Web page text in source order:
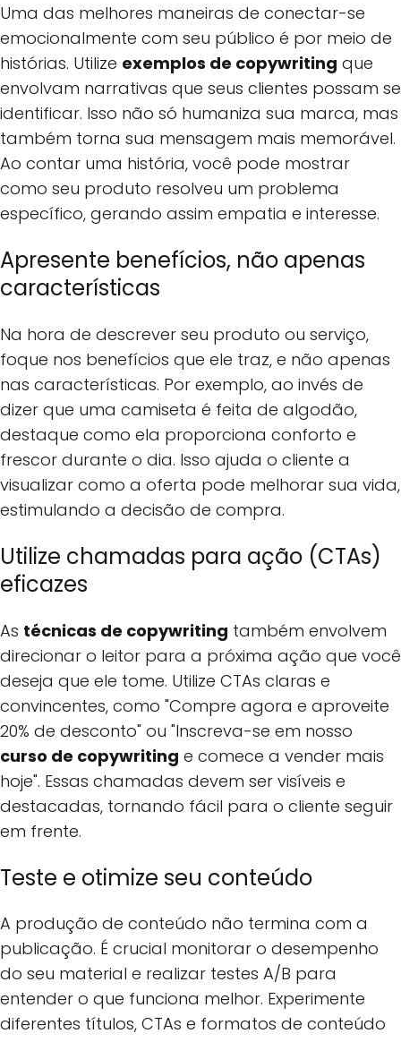
Uma das melhores maneiras de conectar-se
emocionalmente com seu público é por meio de
histórias. Utilize exemplos de copywriting que
envolvam narrativas que seus clientes possam se
identificar. Isso não só humaniza sua marca, mas
também torna sua mensagem mais memorável.
Ao contar uma história, você pode mostrar
como seu produto resolveu um problema
específico, gerando assim empatia e interesse.
Apresente benefícios, não apenas
características
Na hora de descrever seu produto ou serviço,
foque nos benefícios que ele traz, e não apenas
nas características. Por exemplo, ao invés de
dizer que uma camiseta é feita de algodão,
destaque como ela proporciona conforto e
frescor durante o dia. Isso ajuda o cliente a
visualizar como a oferta pode melhorar sua vida,
estimulando a decisão de compra.
Utilize chamadas para ação (CTAs)
eficazes
As técnicas de copywriting também envolvem
direcionar o leitor para a próxima ação que você
deseja que ele tome. Utilize CTAs claras e
convincentes, como "Compre agora e aproveite
20% de desconto" ou "Inscreva-se em nosso
curso de copywriting e comece a vender mais
hoje". Essas chamadas devem ser visíveis e
destacadas, tornando fácil para o cliente seguir
em frente.
Teste e otimize seu conteúdo
A produção de conteúdo não termina com a
publicação. É crucial monitorar o desempenho
do seu material e realizar testes A/B para
entender o que funciona melhor. Experimente
diferentes títulos, CTAs e formatos de conteúdo